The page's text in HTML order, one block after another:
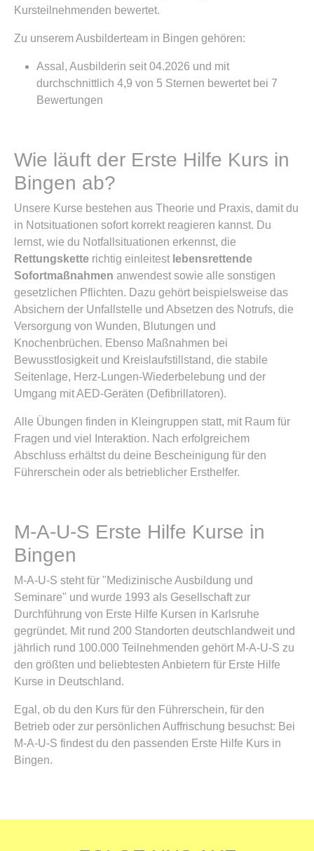
Kursteilnehmenden bewertet.
Zu unserem Ausbilderteam in Bingen gehören:
Assal, Ausbilderin seit 04.2026 und mit
durchschnittlich 4,9 von 5 Sternen bewertet bei 7
Bewertungen
Wie läuft der Erste Hilfe Kurs in
Bingen ab?
Unsere Kurse bestehen aus Theorie und Praxis, damit du
in Notsituationen sofort korrekt reagieren kannst. Du
lernst, wie du Notfallsituationen erkennst, die
Rettungskette richtig einleitest lebensrettende
Sofortmaßnahmen anwendest sowie alle sonstigen
gesetzlichen Pflichten. Dazu gehört beispielsweise das
Absichern der Unfallstelle und Absetzen des Notrufs, die
Versorgung von Wunden, Blutungen und
Knochenbrüchen. Ebenso Maßnahmen bei
Bewusstlosigkeit und Kreislaufstillstand, die stabile
Seitenlage, Herz-Lungen-Wiederbelebung und der
Umgang mit AED-Geräten (Defibrillatoren).
Alle Übungen finden in Kleingruppen statt, mit Raum für
Fragen und viel Interaktion. Nach erfolgreichem
Abschluss erhältst du deine Bescheinigung für den
Führerschein oder als betrieblicher Ersthelfer.
M-A-U-S Erste Hilfe Kurse in
Bingen
M-A-U-S steht für "Medizinische Ausbildung und
Seminare" und wurde 1993 als Gesellschaft zur
Durchführung von Erste Hilfe Kursen in Karlsruhe
gegründet. Mit rund 200 Standorten deutschlandweit und
jährlich rund 100.000 Teilnehmenden gehört M-A-U-S zu
den größten und beliebtesten Anbietern für Erste Hilfe
Kurse in Deutschland.
Egal, ob du den Kurs für den Führerschein, für den
Betrieb oder zur persönlichen Auffrischung besuchst: Bei
M-A-U-S findest du den passenden Erste Hilfe Kurs in
Bingen.